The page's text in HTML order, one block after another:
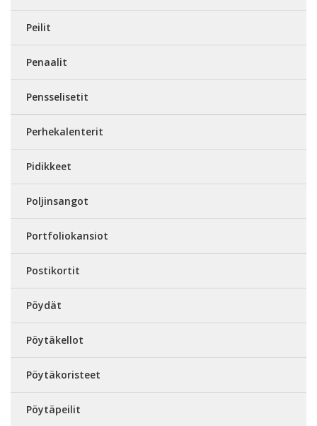
Peilit
Penaalit
Pensselisetit
Perhekalenterit
Pidikkeet
Poljinsangot
Portfoliokansiot
Postikortit
Pöydät
Pöytäkellot
Pöytäkoristeet
Pöytäpeilit